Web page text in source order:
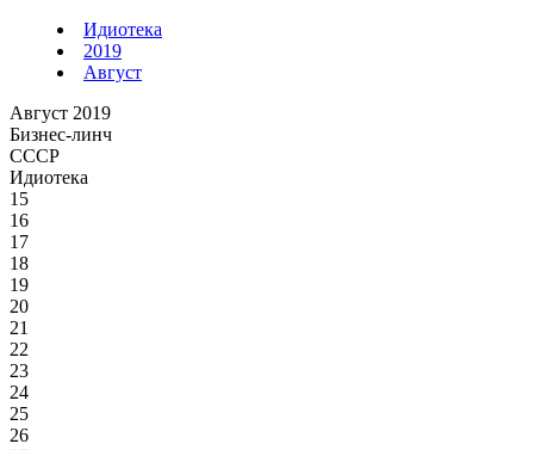
Идиотека
2019
Август
Август 2019
Бизнес-линч
СССР
Идиотека
15
16
17
18
19
20
21
22
23
24
25
26